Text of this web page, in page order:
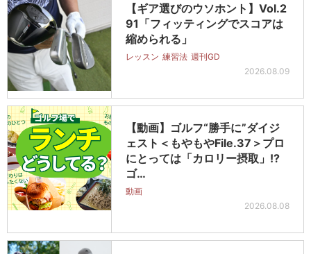
【ギア選びのウソホント】Vol.2
91「フィッティングでスコアは
縮められる」
レッスン 練習法 週刊GD
2026.08.09
【動画】ゴルフ“勝手に”ダイジ
ェスト＜もやもやFile.37＞プロ
にとっては「カロリー摂取」!?
ゴ…
動画
2026.08.08